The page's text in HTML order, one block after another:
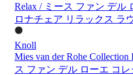
Knoll
Mies van der Rohe
ス ファン デル ローエ コ